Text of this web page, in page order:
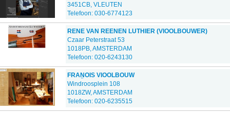
3451CB, VLEUTEN
Telefoon: 030-6774123
RENE VAN REENEN LUTHIER (VIOOLBOUWER)
Czaar Peterstraat 53
1018PB, AMSTERDAM
Telefoon: 020-6243130
FRAN̤OIS VIOOLBOUW
Windroosplein 108
1018ZW, AMSTERDAM
Telefoon: 020-6235515